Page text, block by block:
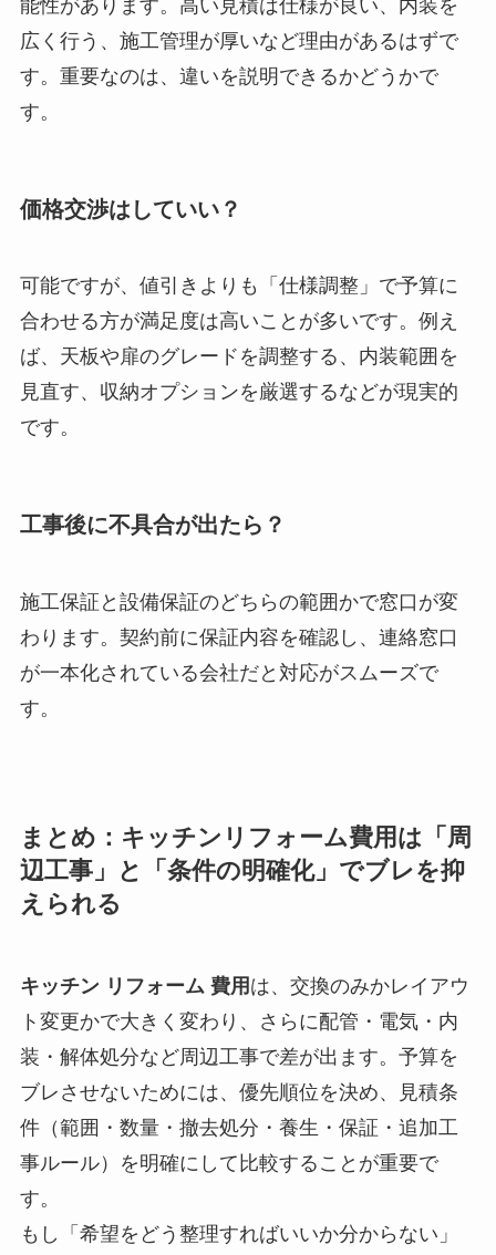
能性があります。高い見積は仕様が良い、内装を
広く行う、施工管理が厚いなど理由があるはずで
す。重要なのは、違いを説明できるかどうかで
す。
価格交渉はしていい？
可能ですが、値引きよりも「仕様調整」で予算に
合わせる方が満足度は高いことが多いです。例え
ば、天板や扉のグレードを調整する、内装範囲を
見直す、収納オプションを厳選するなどが現実的
です。
工事後に不具合が出たら？
施工保証と設備保証のどちらの範囲かで窓口が変
わります。契約前に保証内容を確認し、連絡窓口
が一本化されている会社だと対応がスムーズで
す。
まとめ：キッチンリフォーム費用は「周
辺工事」と「条件の明確化」でブレを抑
えられる
キッチン リフォーム 費用 は、交換のみかレイアウ
ト変更かで大きく変わり、さらに配管・電気・内
装・解体処分など周辺工事で差が出ます。予算を
ブレさせないためには、優先順位を決め、見積条
件（範囲・数量・撤去処分・養生・保証・追加工
事ルール）を明確にして比較することが重要で
す。
もし「希望をどう整理すればいいか分からない」